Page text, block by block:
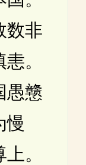
数非
。
愚戆
慢
。